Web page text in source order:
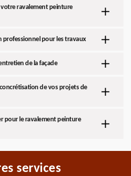
ravalement peinture
professionnel pour les travaux
de la façade
de vos projets de
pour le ravalement peinture
services